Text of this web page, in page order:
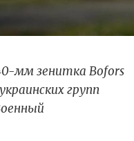
мм зенитка Bofors
групп